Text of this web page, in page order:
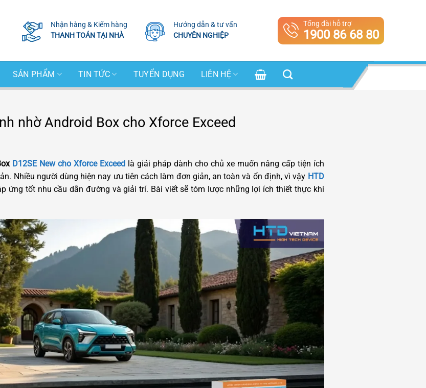
Nhận hàng & Kiểm hàng
THANH TOÁN TẠI NHÀ
Hướng dẫn & tư vấn
CHUYÊN NGHIỆP
Tổng đài hỗ trợ
1900 86 68 80
SẢN PHẨM TIN TỨC TUYỂN DỤNG LIÊN HỆ
nhờ Android Box cho Xforce Exceed
D12SE New cho Xforce Exceedlà giải pháp dành cho chủ xe muốn nâng cấp tiện ích
Nhiều người dùng hiện nay ưu tiên cách làm đơn giản, an toàn và ổn định, vì vậy HTD
ứng tốt nhu cầu dẫn đường và giải trí. Bài viết sẽ tóm lược những lợi ích thiết thực khi